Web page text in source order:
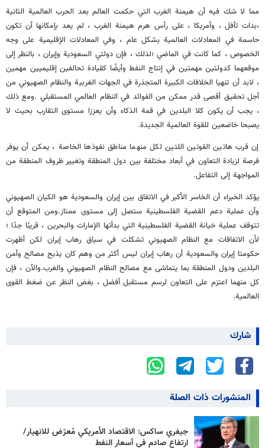
مما لا شك فيه أن هيمنة الغرب التي حكمت العالم بعد الحرب العالمية الثانية
،بدات تأفل ، وأمريكا ، على رأس هرم هيمنة الغرب ، لم يعد بإمكانها أن تكون
حاسمة في المعادلات العالمية بشكل عام ، وفي المعادلات الإقليمية على وجه
الخصوص ، كما كانت في الماضي ؛لذلك ، فإن دولتي السعودية وإيران ، بالنظر إلى
موقعهما كدولتين مهمتين في إنتاج النفط وأيضًا كقيادة تحالفين إقليميين مهمين
، لابد أن تنهيا الخلافات الكبيرة المتجذرة في الجهات الغربية والنظام الصهيوني من
أجل تحقيق أقصى قدر ممكن من الفوائد في النظام العالمي المستقبلي .ومع ذلك
، يجب أن يكون كلا البلدين في قمة الذكاء وأن يعززا مستوى التقارب بحيث لا
يصبحا خاضعين للقوة العالمية الجديدة.
إن قرب هاتين القوتين اللتين لكل منهما مناطق نفوذها الخاصة ، يمكن أن يوفر
فرصة لزيادة التعاون في أبعاد مختلفة بين دول المنطقة وتغيير ظروف المنطقة من
المواجهة إلى التفاعل.
يؤكد الخبراء أن الخاسر الأكبر في الاتفاق بين إيران والسعودية هو الكيان الصهيوني
وأن عملية دعم القضية الفلسطينية ستصل إلى مستوى ممتاز.ومن المتوقع أن
تتوقف عملية خيانة القضية الفلسطينية التي بدأتها الإمارات والبحرين ، قريبًا جدًا ؛
لأن الاتفاقات مع النظام الصهيوني تشكلت في سياق رهاب إيران لكن أظهرت
حكومتا إيران والسعودية أن رهاب إيران ليس أكثر من وهم كان يذبح مصالح وأمن
البلدين ودول المنطقة بما يتماشى مع مصالح النظام الصهيوني والغرب.والآن ، فإن
كل منهما اعتزم على التعاون لرسم مستقبل أفضل ، بغض النظر عن ضغط القوى
العالمية.
شارك
المنشورات ذات الصلة
جيفري ساكس: الاقتصاد الأمريكي مُعرّض للانهيار/
ارتفاع صادم في أسعار النفط